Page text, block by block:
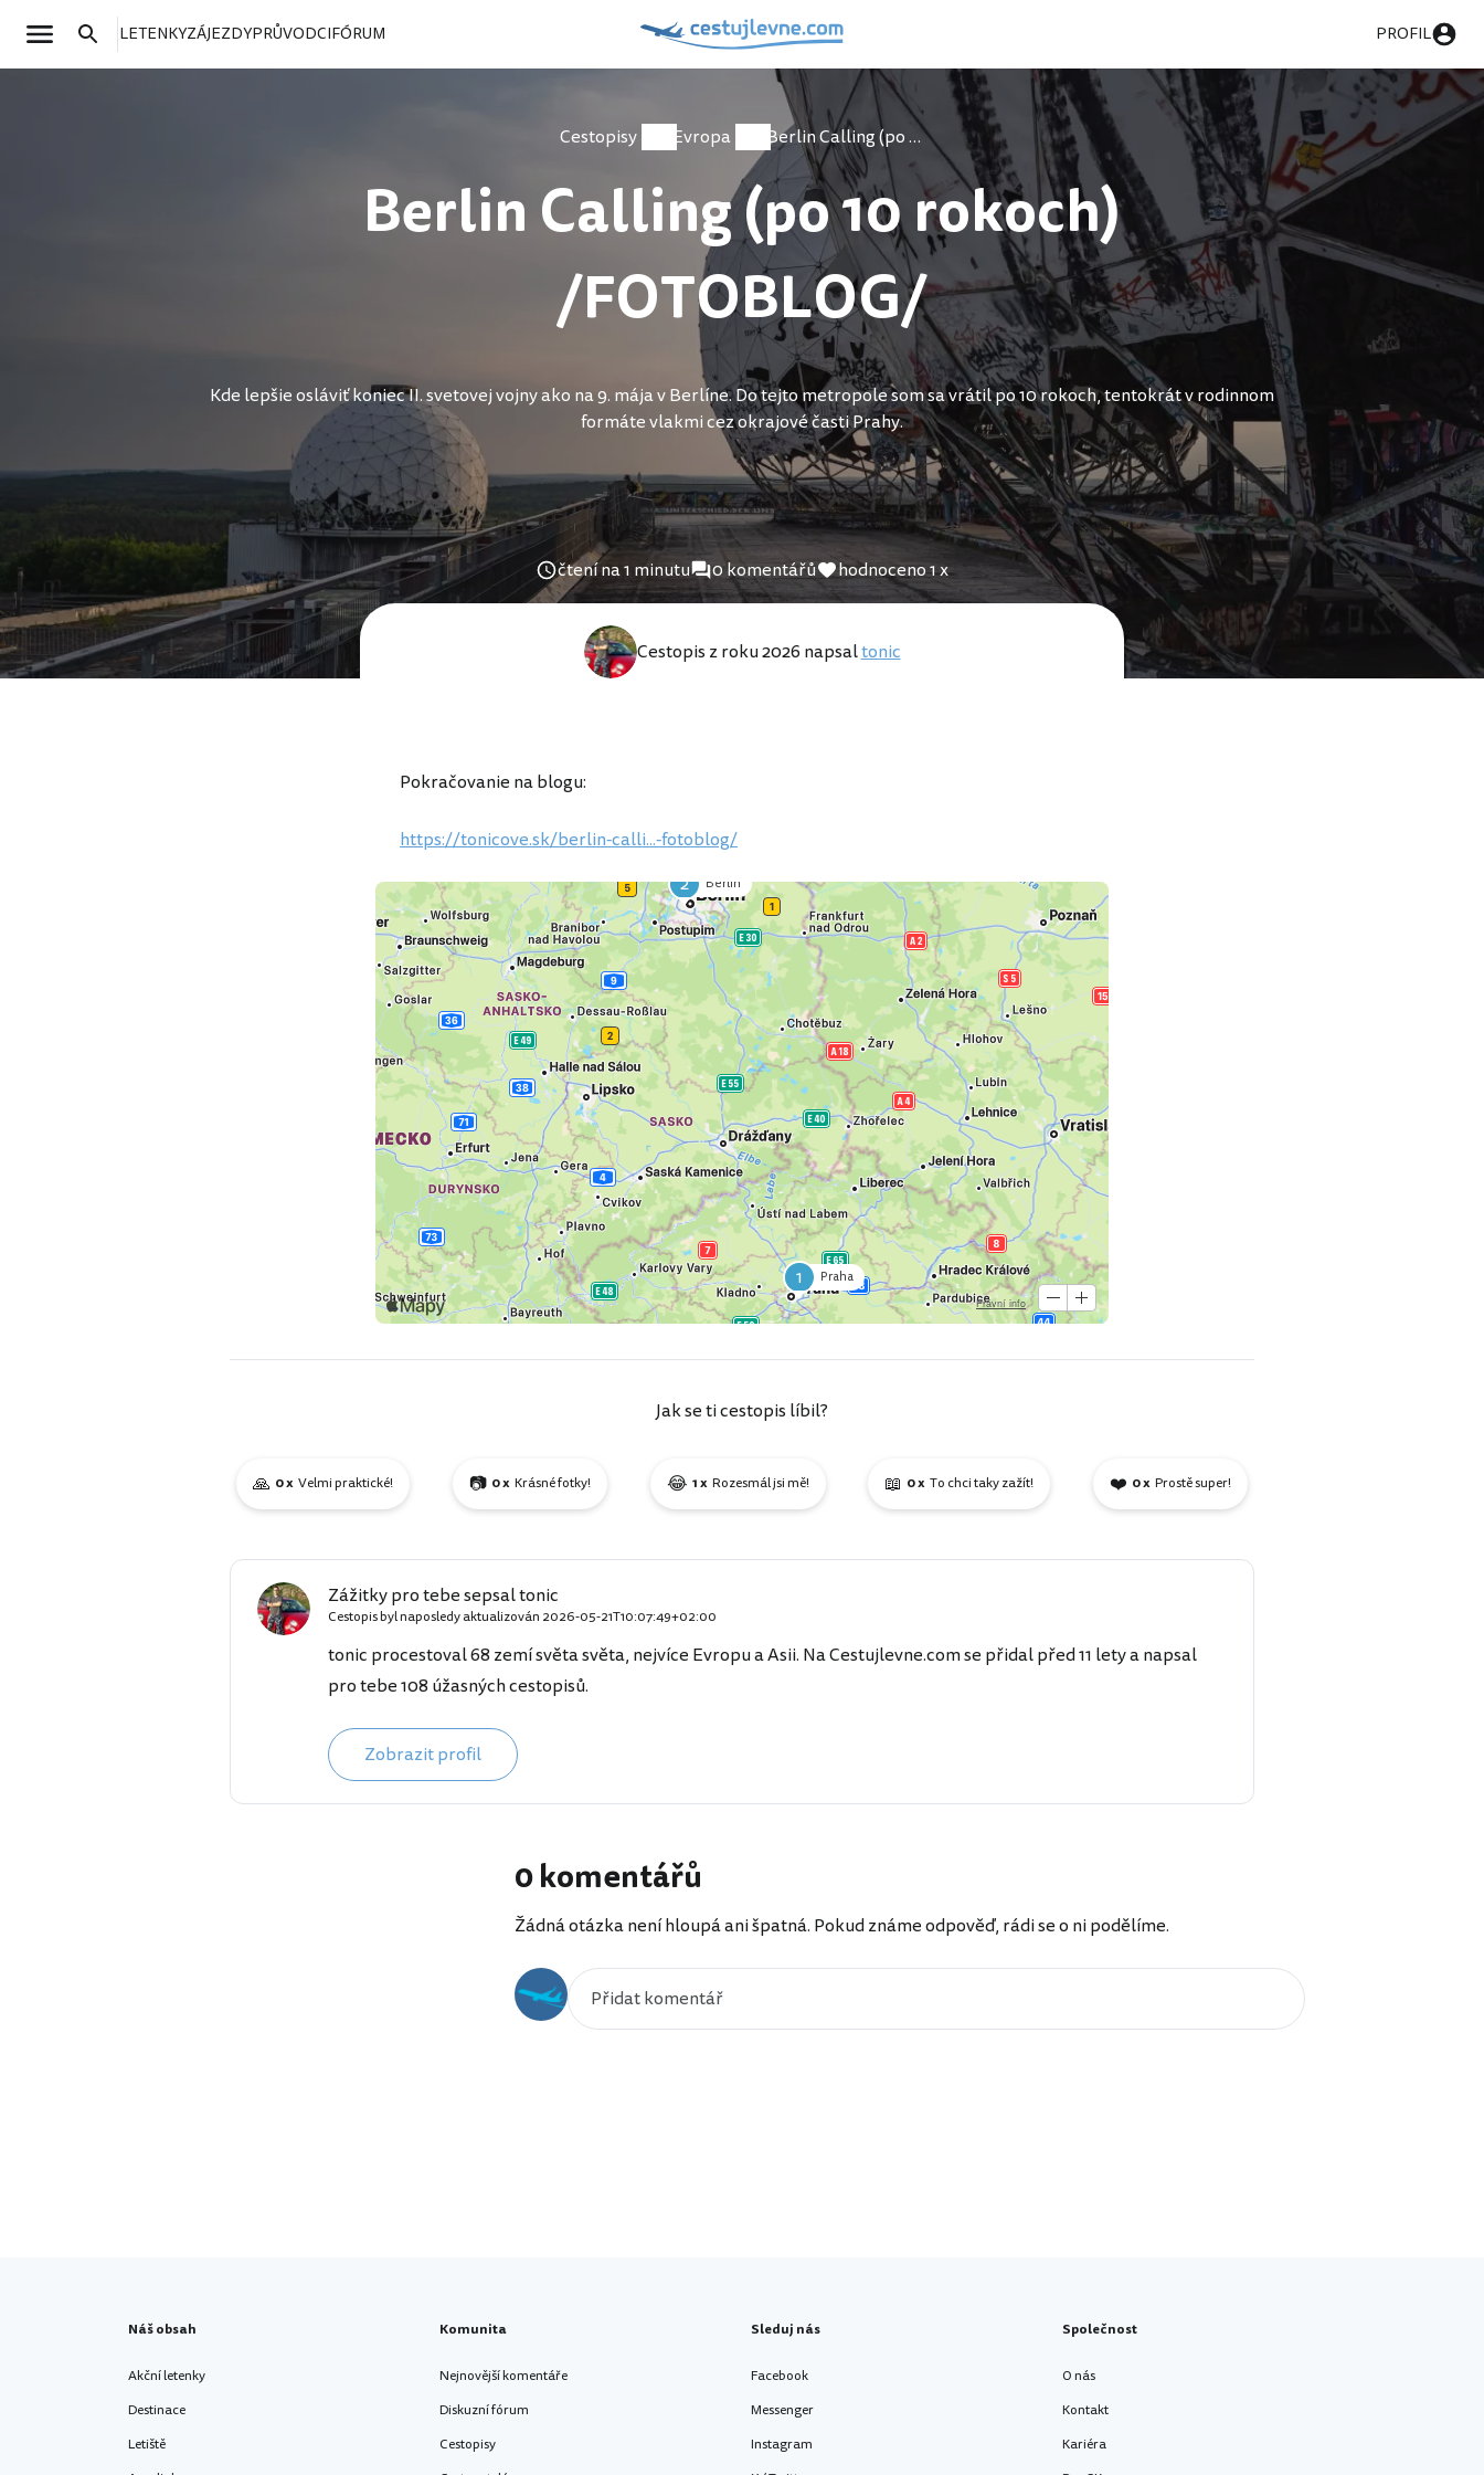
LETENKYZÁJEZDYPRŮVODCIFÓRUM PROFIL
Cestopisy Evropa Berlin Calling (po 10 rokoch) /FOTOBLOG/
Berlin Calling (po 10 rokoch)
/FOTOBLOG/
Kde lepšie osláviť koniec II. svetovej vojny ako na 9. mája v Berlíne. Do tejto metropole som sa vrátil po 10 rokoch, tentokrát v rodinnom
formáte vlakmi cez okrajové časti Prahy.
čtení na 1 minutu 0 komentářů hodnoceno 1 x
Cestopis z roku 2026 napsaltonic
Pokračovanie na blogu:
https://tonicove.sk/berlin-calli...-fotoblog/
1 Praha
2 Berlin
Jak se ti cestopis líbil?
🙏 0 x Velmi praktické! 📷 0 x Krásné fotky! 😂 1 x Rozesmál jsi mě! 📖 0 x To chci taky zažít! ❤️ 0 x Prostě super!
Zážitky pro tebe sepsal tonic
Cestopis byl naposledy aktualizován 2026-05-21T10:07:49+02:00
tonic procestoval 68 zemí světa světa, nejvíce Evropu a Asii. Na Cestujlevne.com se přidal před 11 lety a napsal
pro tebe 108 úžasných cestopisů.
Zobrazit profil
0 komentářů
Žádná otázka není hloupá ani špatná. Pokud známe odpověď, rádi se o ni podělíme.
Náš obsah
Akční letenky
Destinace
Letiště
Komunita
Nejnovější komentáře
Diskuzní fórum
Cestopisy
Sleduj nás
Facebook
Messenger
Instagram
Společnost
O nás
Kontakt
Kariéra